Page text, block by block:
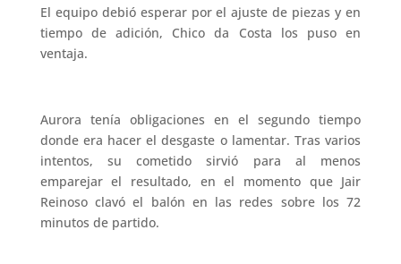
El equipo debió esperar por el ajuste de piezas y en
tiempo de adición, Chico da Costa los puso en
ventaja.
Aurora tenía obligaciones en el segundo tiempo
donde era hacer el desgaste o lamentar. Tras varios
intentos, su cometido sirvió para al menos
emparejar el resultado, en el momento que Jair
Reinoso clavó el balón en las redes sobre los 72
minutos de partido.